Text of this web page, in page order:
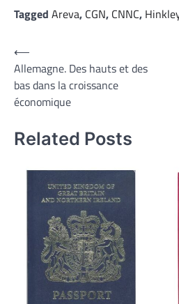
Tagged Areva, CGN, CNNC,
Navigation
de
l’article
⟵
Allemagne. Des hauts et des
bas dans la croissance
économique
Related Posts